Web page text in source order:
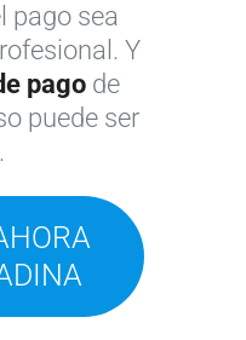
pago sea
Y
pago de
puede ser
¿
Q
u
i
r
e
s
m
u